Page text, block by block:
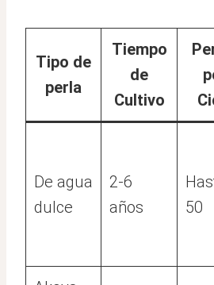
Tipo de
perla
Tiempo
de
Cultivo
De agua
dulce
2-6
años
50